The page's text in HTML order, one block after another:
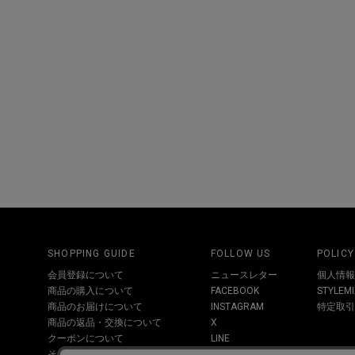
SHOPPING GUIDE
会員登録について
商品の購入について
商品のお届けについて
商品の返品・交換について
クーポンについて
FOLLOW US
ニュースレター
FACEBOOK
INSTAGRAM
X
LINE
POLICY
個人情
特定取